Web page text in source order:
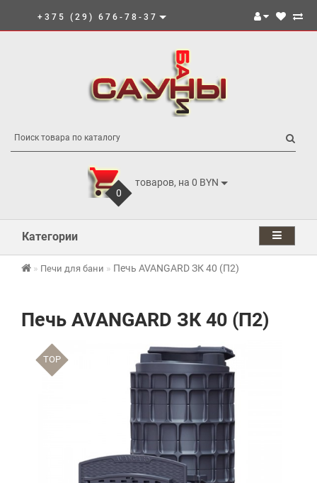
+375 (29) 676-78-37
0
товаров, на 0 BYN
Категории
Печи для бани Печь AVANGARD ЗК 40 (П2)
Печь AVANGARD ЗК 40 (П2)
TOP